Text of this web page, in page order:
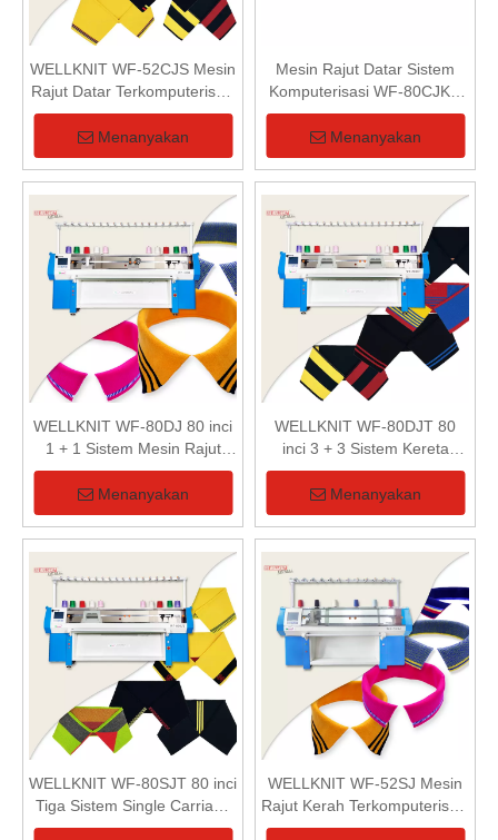
WELLKNIT WF-52CJS Mesin
Rajut Datar Terkomputerisasi
Sistem Tunggal 52 inci
Menanyakan
Mesin Rajut Datar Sistem
Komputerisasi WF-80CJKD
1+1
Menanyakan
WELLKNIT WF-80DJ 80 inci
1 + 1 Sistem Mesin Rajut
Kerah Komputerisasi Kepala
Ganda
Menanyakan
WELLKNIT WF-80DJT 80
inci 3 + 3 Sistem Kereta
Ganda Sepenuhnya Mesin
Rajut Kerah Jacquard
Menanyakan
WELLKNIT WF-80SJT 80 inci
Tiga Sistem Single Carriage
Mesin Rajut Sepenuhnya
WELLKNIT WF-52SJ Mesin
Rajut Kerah Terkomputerisasi
Sistem Tunggal Kepala